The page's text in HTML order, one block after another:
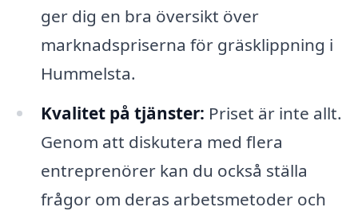
ger dig en bra översikt över
marknadspriserna för gräsklippning i
Hummelsta.
Kvalitet på tjänster: Priset är inte allt.
Genom att diskutera med flera
entreprenörer kan du också ställa
frågor om deras arbetsmetoder och